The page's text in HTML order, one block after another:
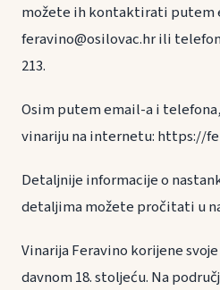
možete ih kontaktirati putem
feravino@osilovac.hr ili
213.
Osim putem email-a i
vinariju na internetu: https://
Detaljnije informacije o
detaljima možete pročitati u
Vinarija Feravino korijene
davnom 18. stoljeću. Na